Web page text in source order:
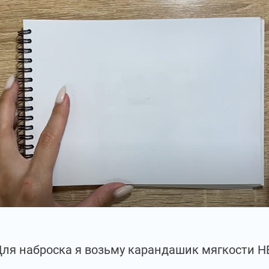
наброска я возьму карандашик мягкости